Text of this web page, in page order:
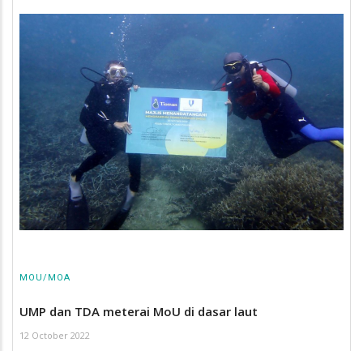
MOU/MOA
UMP dan TDA meterai MoU di dasar laut
12 October 2022